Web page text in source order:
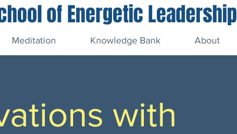
of Energetic Leadership
Meditation Knowledge Bank About
with